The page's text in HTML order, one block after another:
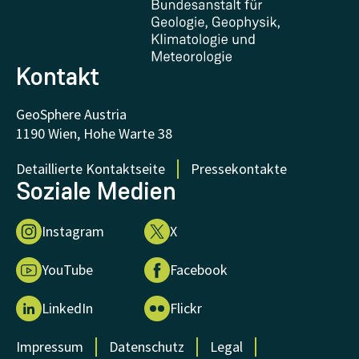
FAQ - Häufig gestellte Fragen
Forschung unterstützen
Kontakt
GeoSphere Austria
1190 Wien, Hohe Warte 38
Detaillierte Kontaktseite
Pressekontakte
Soziale Medien
Instagram X
YouTube Facebook
LinkedIn Flickr
Impressum Datenschutz
Legal